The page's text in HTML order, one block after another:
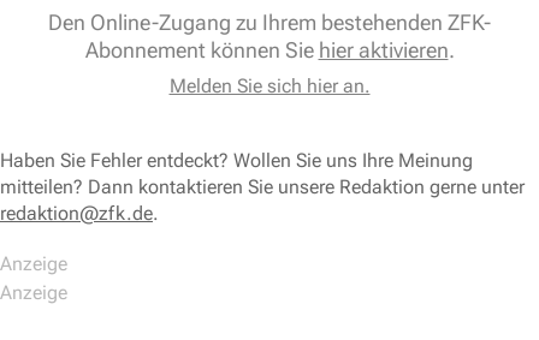
Den Online-Zugang zu Ihrem bestehenden ZFK-
Abonnement können Sie hier aktivieren.
Melden Sie sich hier an.
Haben Sie Fehler entdeckt? Wollen Sie uns Ihre Meinung
mitteilen? Dann kontaktieren Sie unsere Redaktion gerne unter
redaktion@zfk.de.